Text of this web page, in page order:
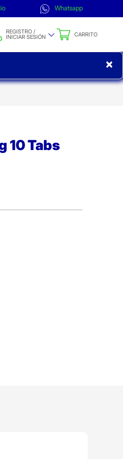
Whatsapp
REGISTRO /
INICIAR SESIÓN CARRITO
×
10 Tabs